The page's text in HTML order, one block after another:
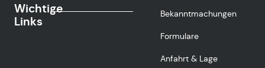
Wichtige
Links
Bekanntmachungen
Formulare
Anfahrt & Lage